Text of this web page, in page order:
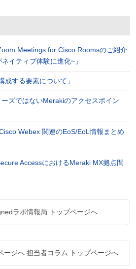
Meetings for Cisco Roomsのご紹介
イティブ体験に進化~」
する要素について」
ズではないMerakiのアクセスポイン
Webex 関連のEoS/EoL情報まとめ
AccessにおけるMeraki MX拠点間
ラボ情報局 トップページへ
ージへ 担当者コラム トップページへ